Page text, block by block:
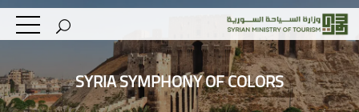
SYRIA SYMPHONY OF COLORS